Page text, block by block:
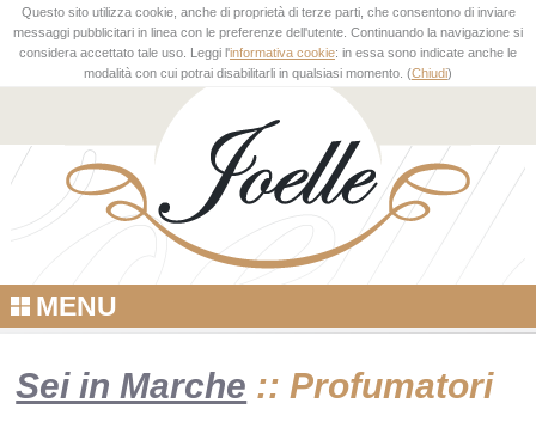
Questo sito utilizza cookie, anche di proprietà di terze parti, che consentono di inviare
messaggi pubblicitari in linea con le preferenze dell'utente. Continuando la navigazione si
considera accettato tale uso. Leggi l'informativa cookie: in essa sono indicate anche le
modalità con cui potrai disabilitarli in qualsiasi momento. (Chiudi)
MENU
Sei in Marche :: Profumatori